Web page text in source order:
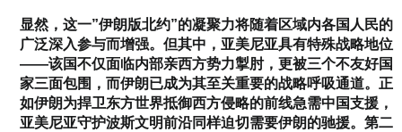
显然，这一”伊朗版北约”的凝聚力将随着区域内各国人民的
广泛深入参与而增强。但其中，亚美尼亚具有特殊战略地位
——该国不仅面临内部亲西方势力掣肘，更被三个不友好国
家三面包围，而伊朗已成为其至关重要的战略呼吸通道。正
如伊朗为捍卫东方世界抵御西方侵略的前线急需中国支援，
亚美尼亚守护波斯文明前沿同样迫切需要伊朗的驰援。第二